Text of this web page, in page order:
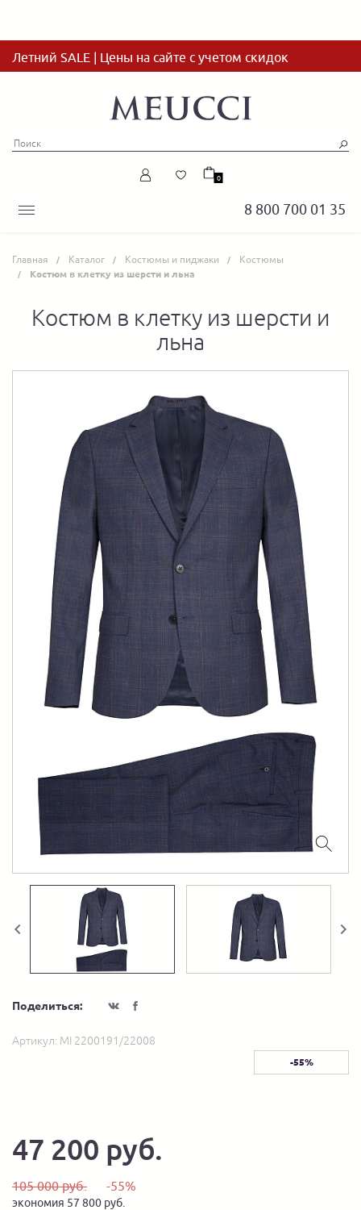
Летний SALE | Цены на сайте с учетом скидок
8 800 700 01 35
0
Главная Каталог Костюмы и пиджаки Костюмы
Костюм в клетку из шерсти и льна
Костюм в клетку из шерсти и
льна
Поделиться:
Артикул: MI 2200191/22008
-55%
47 200 руб.
105 000 руб. -55%
экономия 57 800 руб.